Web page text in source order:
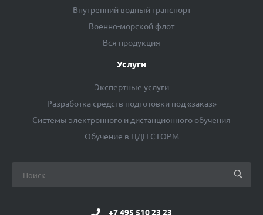
Внутренний водный транспорт
Военно-морской флот
Вся продукция
Услуги
Экспертные услуги
Разработка средств подготовки под «заказ»
Системы электронного и дистанционного обучения
Обучение в ЦДП СТОРМ
+7 495 510 23 23